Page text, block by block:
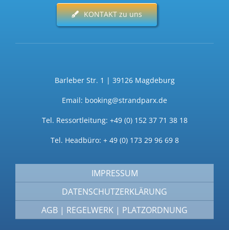
KONTAKT zu uns
Barleber Str. 1 | 39126 Magdeburg
Email: booking@strandparx.de
Tel. Ressortleitung: +49 (0) 152 37 71 38 18
Tel. Headbüro: + 49 (0) 173 29 96 69 8
IMPRESSUM
DATENSCHUTZERKLÄRUNG
AGB | REGELWERK | PLATZORDNUNG